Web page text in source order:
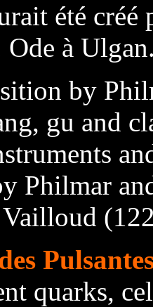
été créé
à
by
gu and
Philmar
quarks,